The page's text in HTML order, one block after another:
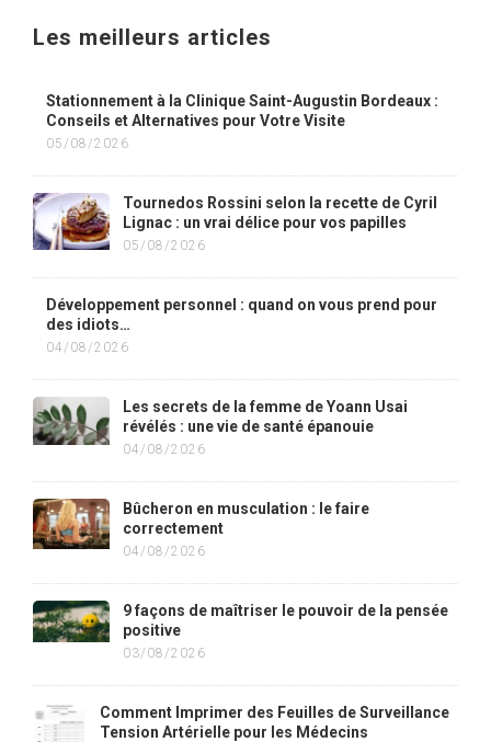
Les meilleurs articles
Stationnement à la Clinique Saint-Augustin Bordeaux :
Conseils et Alternatives pour Votre Visite
05/08/2026
Tournedos Rossini selon la recette de Cyril
Lignac : un vrai délice pour vos papilles
05/08/2026
Développement personnel : quand on vous prend pour
des idiots…
04/08/2026
Les secrets de la femme de Yoann Usai
révélés : une vie de santé épanouie
04/08/2026
Bûcheron en musculation : le faire
correctement
04/08/2026
9 façons de maîtriser le pouvoir de la pensée
positive
03/08/2026
Comment Imprimer des Feuilles de Surveillance
Tension Artérielle pour les Médecins